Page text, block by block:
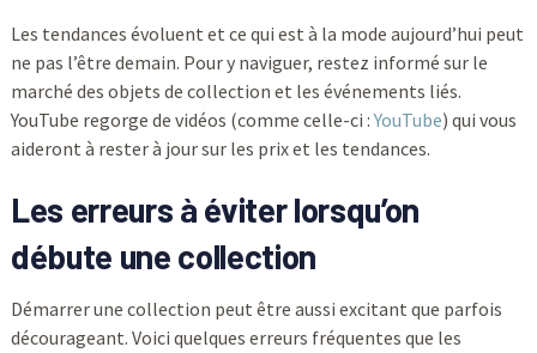
Les tendances évoluent et ce qui est à la mode aujourd’hui peut
ne pas l’être demain. Pour y naviguer, restez informé sur le
marché des objets de collection et les événements liés.
YouTube regorge de vidéos (comme celle-ci :YouTube) qui vous
aideront à rester à jour sur les prix et les tendances.
Les erreurs à éviter lorsqu’on
débute une collection
Démarrer une collection peut être aussi excitant que parfois
décourageant. Voici quelques erreurs fréquentes que les